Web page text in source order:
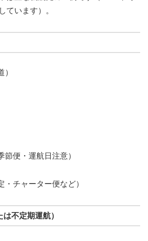
ています）。
）
便・運航日注意）
・チャーター便など）
不定期運航）